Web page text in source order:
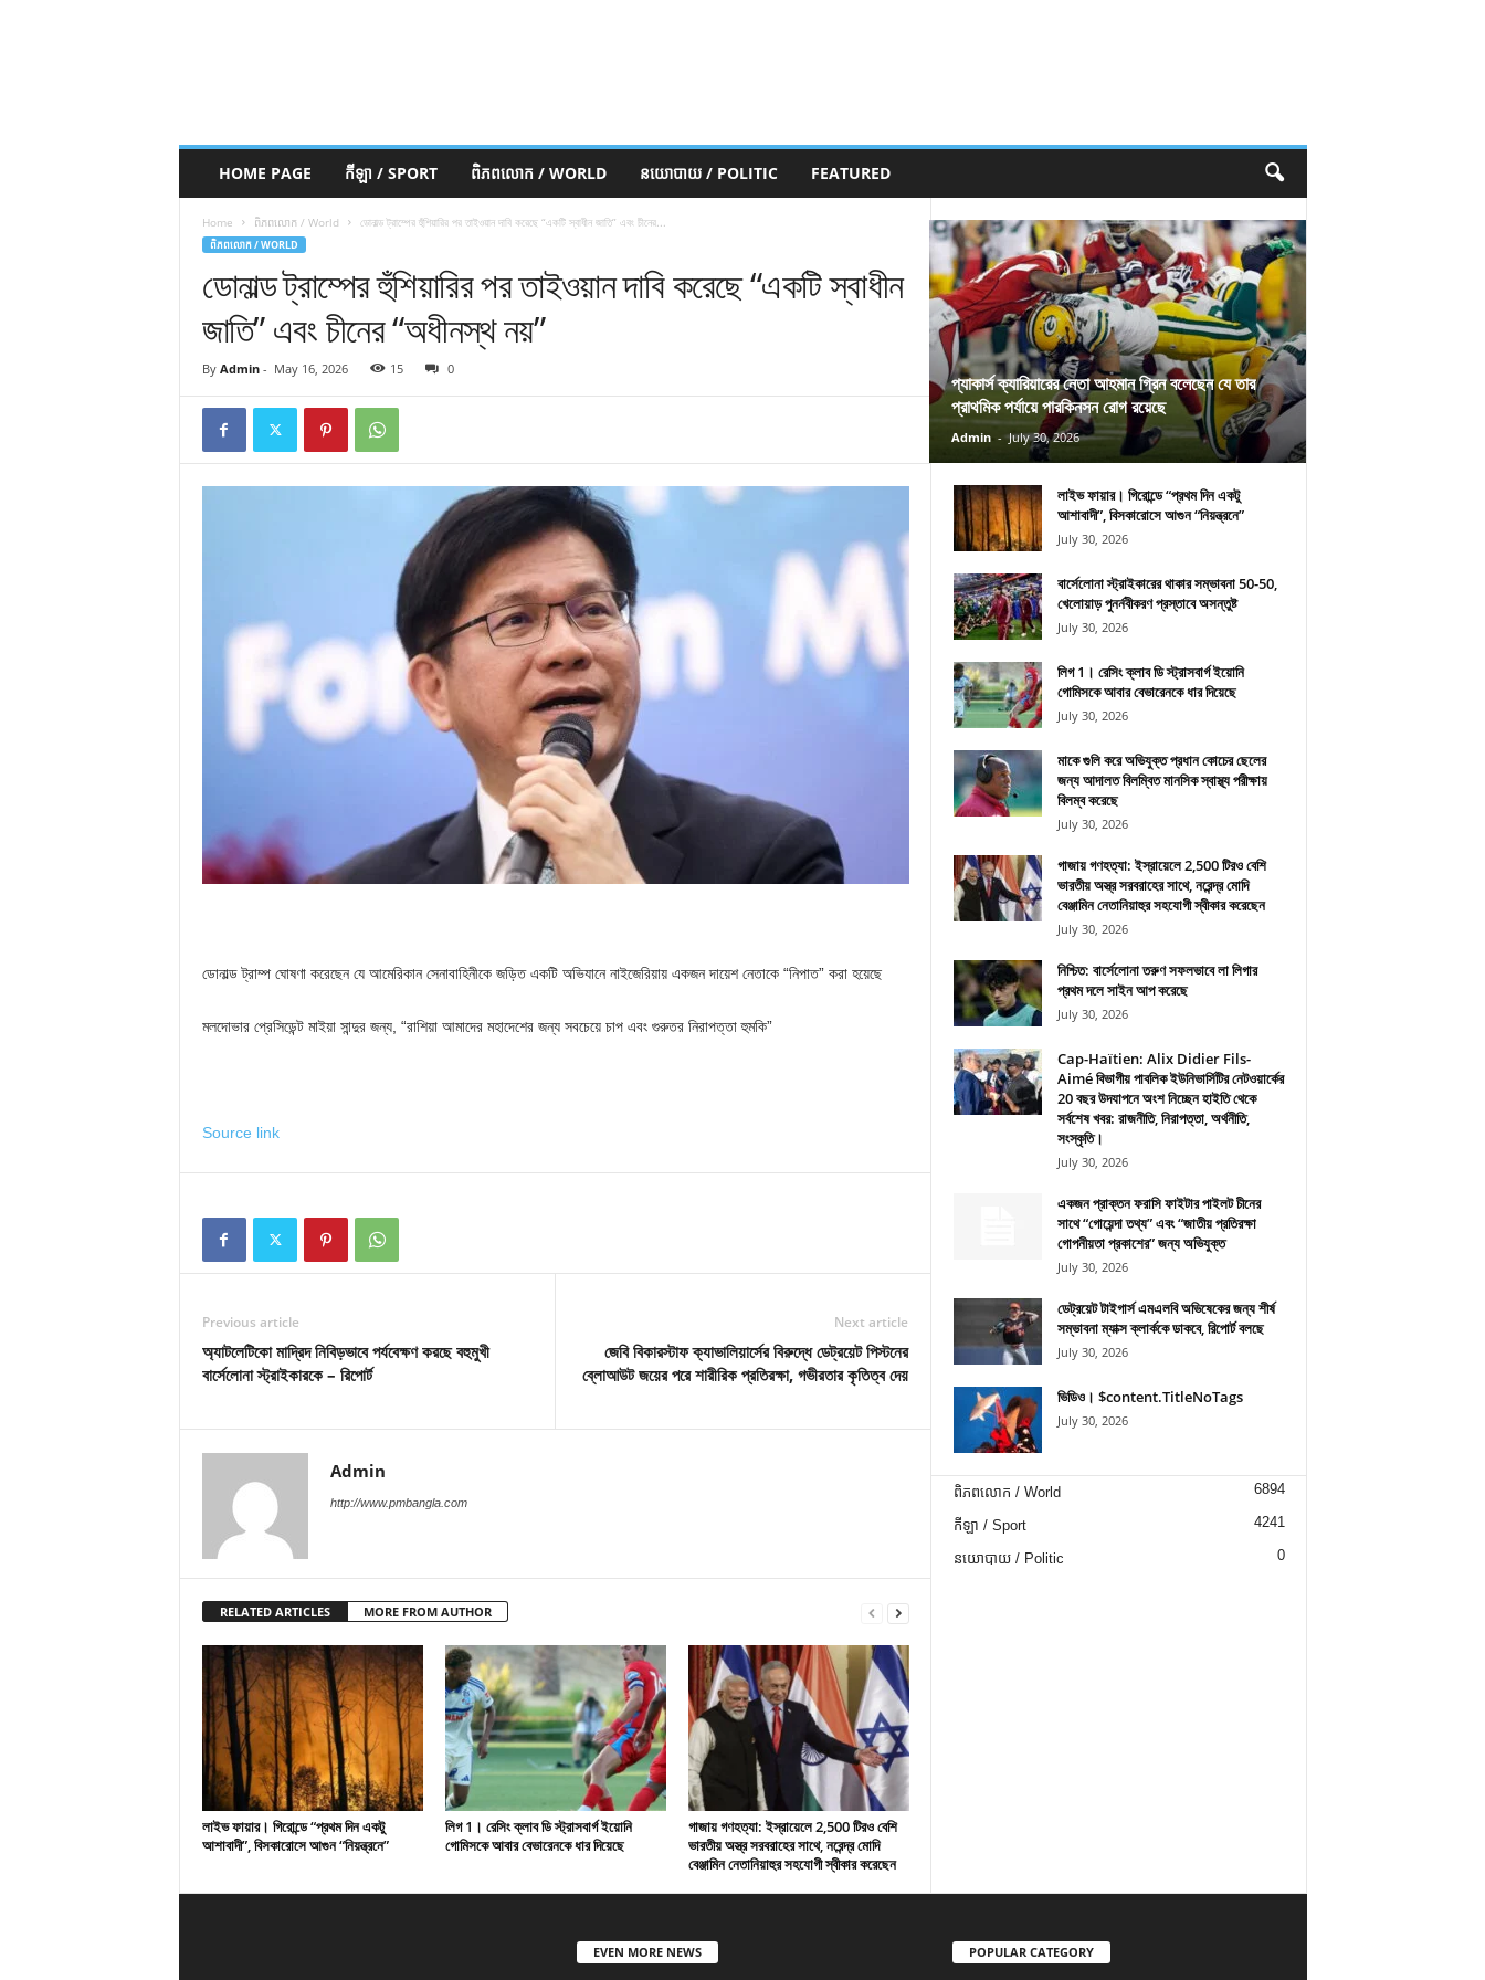
HOME PAGE កីឡា / SPORT ពិភពលោក / WORLD នយោបាយ / POLITIC FEATURED
Home ពិភពលោក / World ডোনাল্ড ট্রাম্পের হুঁশিয়ারির পর তাইওয়ান দাবি করেছে “একটি স্বাধীন জাতি” এবং চীনের...
ពិភពលោក / WORLD
ডোনাল্ড ট্রাম্পের হুঁশিয়ারির পর তাইওয়ান দাবি করেছে “একটি স্বাধীন
জাতি” এবং চীনের “অধীনস্থ নয়”
By Admin- May 16, 2026 15 0
ডোনাল্ড ট্রাম্প ঘোষণা করেছেন যে আমেরিকান সেনাবাহিনীকে জড়িত একটি অভিযানে নাইজেরিয়ায় একজন দায়েশ নেতাকে “নিপাত” করা হয়েছে
মলদোভার প্রেসিডেন্ট মাইয়া সান্দুর জন্য, “রাশিয়া আমাদের মহাদেশের জন্য সবচেয়ে চাপ এবং গুরুতর নিরাপত্তা হুমকি”
Source link
Previous article
অ্যাটলেটিকো মাদ্রিদ নিবিড়ভাবে পর্যবেক্ষণ করছে বহুমুখী
বার্সেলোনা স্ট্রাইকারকে – রিপোর্ট
Next article
জেবি বিকারস্টাফ ক্যাভালিয়ার্সের বিরুদ্ধে ডেট্রয়েট পিস্টনের
ব্লোআউট জয়ের পরে শারীরিক প্রতিরক্ষা, গভীরতার কৃতিত্ব দেয়
Admin
http://www.pmbangla.com
RELATED ARTICLES MORE FROM AUTHOR
লাইভ ফায়ার। গিরোন্ডে “প্রথম দিন একটু
আশাবাদী”, বিসকারোসে আগুন “নিয়ন্ত্রনে”
লিগ 1। রেসিং ক্লাব ডি স্ট্রাসবার্গ ইয়োনি
গোমিসকে আবার বেভারেনকে ধার দিয়েছে
গাজায় গণহত্যা: ইস্রায়েলে 2,500 টিরও বেশি
ভারতীয় অস্ত্র সরবরাহের সাথে, নরেন্দ্র মোদি
বেঞ্জামিন নেতানিয়াহুর সহযোগী স্বীকার করেছেন
প্যাকার্স ক্যারিয়ারের নেতা আহমান গ্রিন বলেছেন যে তার
প্রাথমিক পর্যায়ে পারকিনসন রোগ রয়েছে
Admin - July 30, 2026
লাইভ ফায়ার। গিরোন্ডে “প্রথম দিন একটু
আশাবাদী”, বিসকারোসে আগুন “নিয়ন্ত্রনে”
July 30, 2026
বার্সেলোনা স্ট্রাইকারের থাকার সম্ভাবনা 50-50,
খেলোয়াড় পুনর্নবীকরণ প্রস্তাবে অসন্তুষ্ট
July 30, 2026
লিগ 1। রেসিং ক্লাব ডি স্ট্রাসবার্গ ইয়োনি
গোমিসকে আবার বেভারেনকে ধার দিয়েছে
July 30, 2026
মাকে গুলি করে অভিযুক্ত প্রধান কোচের ছেলের
জন্য আদালত বিলম্বিত মানসিক স্বাস্থ্য পরীক্ষায়
বিলম্ব করেছে
July 30, 2026
গাজায় গণহত্যা: ইস্রায়েলে 2,500 টিরও বেশি
ভারতীয় অস্ত্র সরবরাহের সাথে, নরেন্দ্র মোদি
বেঞ্জামিন নেতানিয়াহুর সহযোগী স্বীকার করেছেন
July 30, 2026
নিশ্চিত: বার্সেলোনা তরুণ সফলভাবে লা লিগার
প্রথম দলে সাইন আপ করেছে
July 30, 2026
Cap-Haïtien: Alix Didier Fils-
Aimé বিভাগীয় পাবলিক ইউনিভার্সিটির নেটওয়ার্কের
20 বছর উদযাপনে অংশ নিচ্ছেন হাইতি থেকে
সর্বশেষ খবর: রাজনীতি, নিরাপত্তা, অর্থনীতি,
সংস্কৃতি।
July 30, 2026
একজন প্রাক্তন ফরাসি ফাইটার পাইলট চীনের
সাথে “গোয়েন্দা তথ্য” এবং “জাতীয় প্রতিরক্ষা
গোপনীয়তা প্রকাশের” জন্য অভিযুক্ত
July 30, 2026
ডেট্রয়েট টাইগার্স এমএলবি অভিষেকের জন্য শীর্ষ
সম্ভাবনা ম্যাক্স ক্লার্ককে ডাকবে, রিপোর্ট বলছে
July 30, 2026
ভিডিও। $content.TitleNoTags
July 30, 2026
ពិភពលោក / World 6894
កីឡា / Sport 4241
នយោបាយ / Politic 0
EVEN MORE NEWS POPULAR CATEGORY